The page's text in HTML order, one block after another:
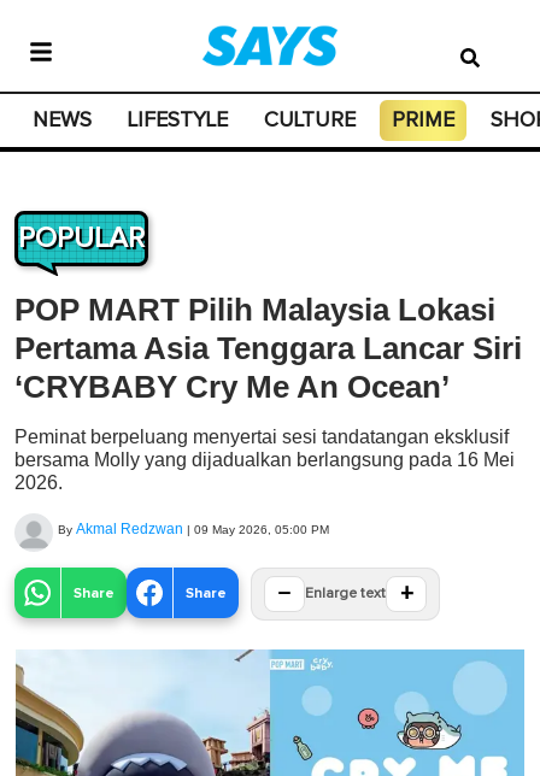
NEWS LIFESTYLE CULTURE PRIME
POPULAR
POP MART Pilih Malaysia Lokasi
Pertama Asia Tenggara Lancar Siri
‘CRYBABY Cry Me An Ocean’
Peminat berpeluang menyertai sesi tandatangan eksklusif
bersama Molly yang dijadualkan berlangsung pada 16 Mei
2026.
By Akmal Redzwan | 09 May 2026, 05:00 PM
Share Share − Enlarge text +